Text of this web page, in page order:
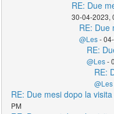
RE: Due
30-04-2023,
RE: Due
@Les-
RE:
@Les-
RE:
@Les
RE: Due mesi dopo la
PM